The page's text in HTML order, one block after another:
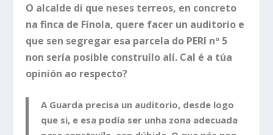
O alcalde di que neses terreos, en concreto
na finca de Fínola, quere facer un auditorio e
que sen segregar esa parcela do PERI nº 5
non sería posible construílo alí. Cal é a túa
opinión ao respecto?
A Guarda precisa un auditorio, desde logo
que si, e esa podía ser unha zona adecuada